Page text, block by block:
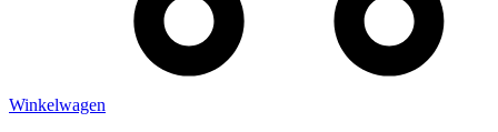
Winkelwagen